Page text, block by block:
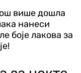
више дошла
нанеси
боје лакова за